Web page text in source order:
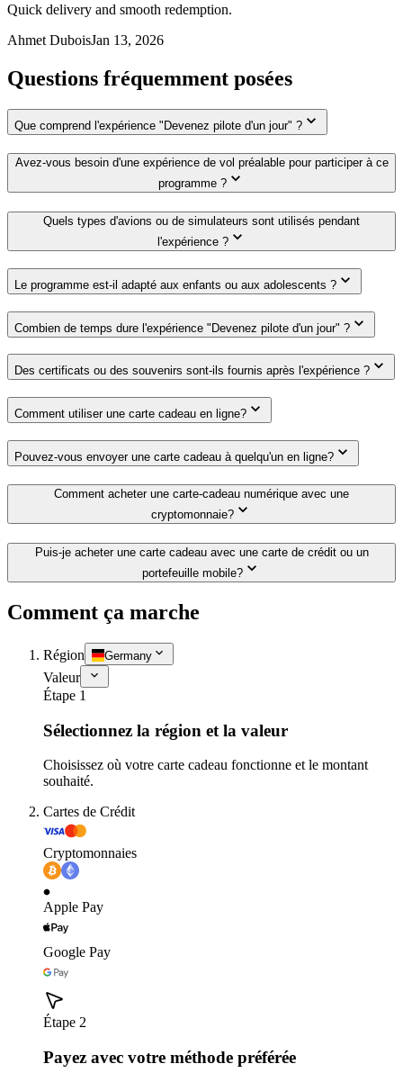
Quick delivery and smooth redemption.
Ahmet DuboisJan 13, 2026
Questions fréquemment posées
Que comprend l'expérience "Devenez pilote d'un jour" ?
Avez-vous besoin d'une expérience de vol préalable pour participer à ce
programme ?
Quels types d'avions ou de simulateurs sont utilisés pendant
l'expérience ?
Le programme est-il adapté aux enfants ou aux adolescents ?
Combien de temps dure l'expérience "Devenez pilote d'un jour" ?
Des certificats ou des souvenirs sont-ils fournis après l'expérience ?
Comment utiliser une carte cadeau en ligne?
Pouvez-vous envoyer une carte cadeau à quelqu'un en ligne?
Comment acheter une carte-cadeau numérique avec une
cryptomonnaie?
Puis-je acheter une carte cadeau avec une carte de crédit ou un
portefeuille mobile?
Comment ça marche
Région Germany
Valeur
Étape 1
Sélectionnez la région et la valeur
Choisissez où votre carte cadeau fonctionne et le montant
souhaité.
Cartes de Crédit
Cryptomonnaies
Apple Pay
Google Pay
Étape 2
Payez avec votre méthode préférée